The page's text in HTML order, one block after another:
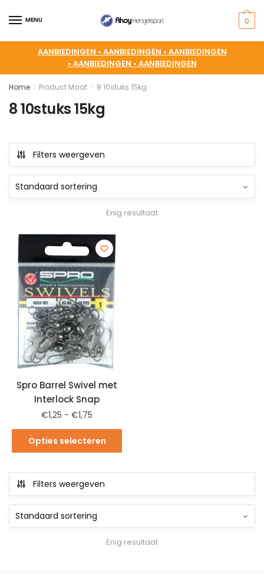
MENU 0
AANBIEDINGEN • AANBIEDINGEN • AANBIEDINGEN
• AANBIEDINGEN • AANBIEDINGEN
Home / Product Maat / 8 10stuks 15kg
8 10stuks 15kg
Filters weergeven
Enig resultaat
Spro Barrel Swivel met
Interlock Snap
€1,25 - €1,75
Opties selecteren
Filters weergeven
Enig resultaat